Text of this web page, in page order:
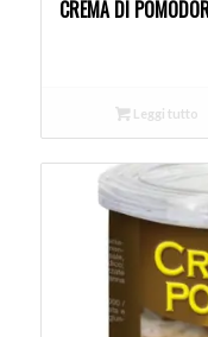
CREMA DI
Leggi tutto